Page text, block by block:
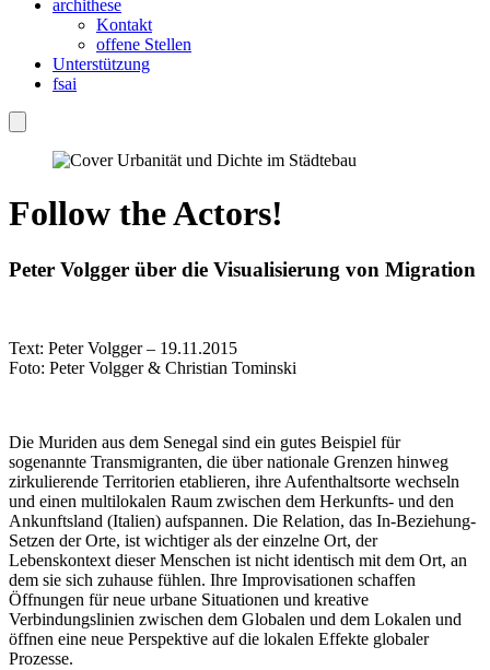
archithese
Kontakt
offene Stellen
Unterstützung
fsai
Follow the Actors!
Peter Volgger über die Visualisierung von Migration
Text: Peter Volgger – 19.11.2015
Foto: Peter Volgger & Christian Tominski
Die Muriden aus dem Senegal sind ein gutes Beispiel für
sogenannte Transmigranten, die über nationale Grenzen hinweg
zirkulierende Territorien etablieren, ihre Aufenthaltsorte wechseln
und einen multilokalen Raum zwischen dem Herkunfts- und den
Ankunftsland (Italien) aufspannen. Die Relation, das In-Beziehung-
Setzen der Orte, ist wichtiger als der einzelne Ort, der
Lebenskontext dieser Menschen ist nicht identisch mit dem Ort, an
dem sie sich zuhause fühlen. Ihre Improvisationen schaffen
Öffnungen für neue urbane Situationen und kreative
Verbindungslinien zwischen dem Globalen und dem Lokalen und
öffnen eine neue Perspektive auf die lokalen Effekte globaler
Prozesse.